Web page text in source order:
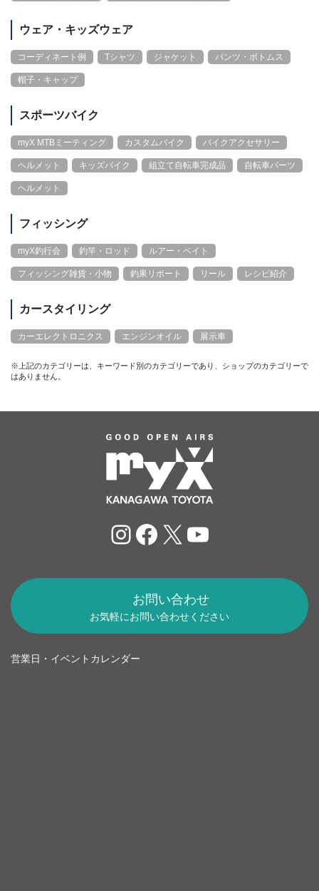
ウェア・キッズウェア
コーディネート例 Tシャツ ジャケット パンツ・ボトムス
帽子・キャップ
スポーツバイク
myX MTBミーティング カスタムバイク バイクアクセサリー
ヘルメット キッズバイク 組立て自転車完成品 自転車パーツ
ヘルメット
フィッシング
myX釣行会 釣竿・ロッド ルアー・ベイト
フィッシング雑貨・小物 釣果リポート リール レシピ紹介
カースタイリング
カーエレクトロニクス エンジンオイル 展示車
※上記のカテゴリーは、キーワード別のカテゴリーであり、ショップのカテゴリーで
はありません。
Instagram
Facebook
X YouTube
お問い合わせ
お気軽にお問い合わせください
営業日・イベントカレンダー